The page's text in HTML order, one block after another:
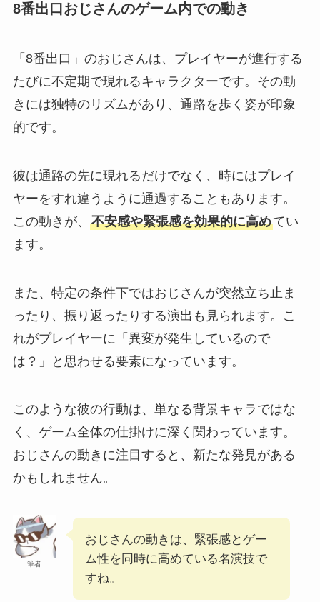
8番出口おじさんのゲーム内での動き
「8番出口」のおじさんは、プレイヤーが進行する
たびに不定期で現れるキャラクターです。その動
きには独特のリズムがあり、通路を歩く姿が印象
的です。
彼は通路の先に現れるだけでなく、時にはプレイ
ヤーをすれ違うように通過することもあります。
この動きが、 不安感や緊張感を効果的に高めてい
ます。
また、特定の条件下ではおじさんが突然立ち止ま
ったり、振り返ったりする演出も見られます。こ
れがプレイヤーに「異変が発生しているので
は？」と思わせる要素になっています。
このような彼の行動は、単なる背景キャラではな
く、ゲーム全体の仕掛けに深く関わっています。
おじさんの動きに注目すると、新たな発見がある
かもしれません。
筆者
おじさんの動きは、緊張感とゲー
ム性を同時に高めている名演技で
すね。